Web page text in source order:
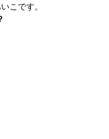
こです。